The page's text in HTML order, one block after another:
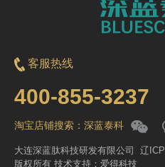
客服热线
400-855-3237
淘宝店铺搜索：深蓝泰科
大连深蓝肽科技研发有限公司 辽
版权所有 技术支持：爱得科技